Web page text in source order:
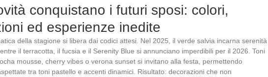
conquistano i futuri sposi: colori,
ed esperienze inedite
della stagione si libera dai codici attesi. Nel 2025, il verde salvia incarna serenità
il terracotta, il fucsia e il Serenity Blue si annunciano imperdibili per il 2026. Toni
mousse, cherry vibes o verona sunset si invitano alla festa, permettendo
tra toni pastello e accenti dinamici. Risultato: decorazioni che non